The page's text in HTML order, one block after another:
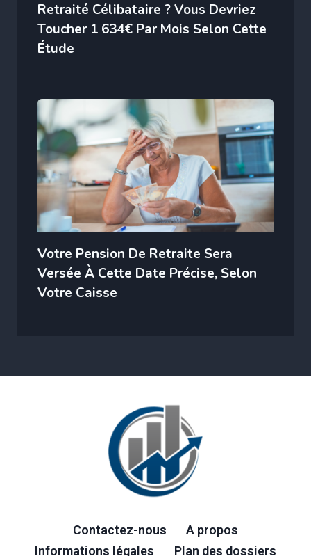
Retraité Célibataire ? Vous Devriez
Toucher 1 634€ Par Mois Selon Cette
Étude
Votre Pension De Retraite Sera
Versée À Cette Date Précise, Selon
Votre Caisse
Contactez-nous
A propos
Informations légales
Plan des dossiers